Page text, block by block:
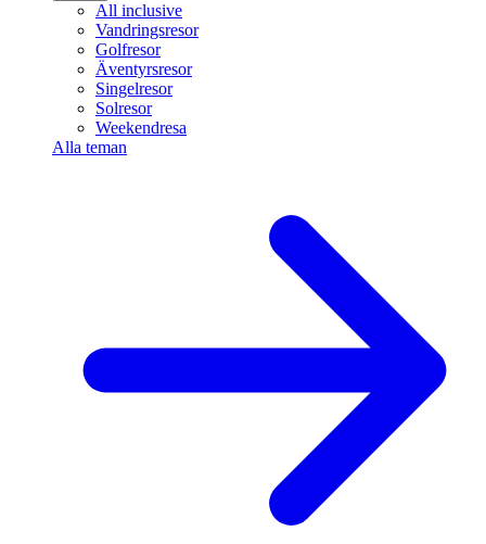
All inclusive
Vandringsresor
Golfresor
Äventyrsresor
Singelresor
Solresor
Weekendresa
Alla teman